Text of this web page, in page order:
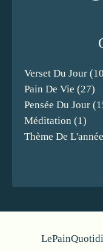
Verset Du Jour
Pain De Vie (27)
Pensée Du Jour
Méditation (1)
Thème De L'année